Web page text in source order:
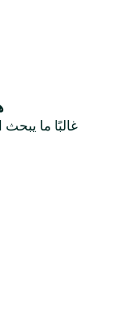
غالبًا ما